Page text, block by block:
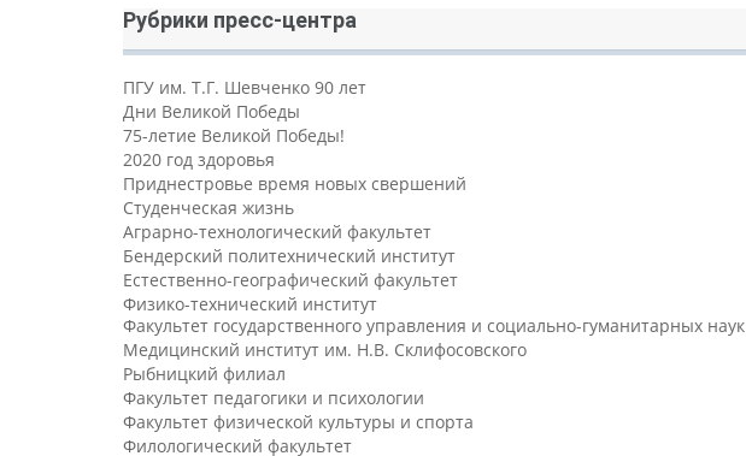
Рубрики пресс-центра
ПГУ им. Т.Г. Шевченко 90 лет
Дни Великой Победы
75-летие Великой Победы!
2020 год здоровья
Приднестровье время новых свершений
Студенческая жизнь
Аграрно-технологический факультет
Бендерский политехнический институт
Естественно-географический факультет
Физико-технический институт
Факультет государственного управления и социально-гуманитарных наук
Медицинский институт им. Н.В. Склифосовского
Рыбницкий филиал
Факультет педагогики и психологии
Факультет физической культуры и спорта
Филологический факультет